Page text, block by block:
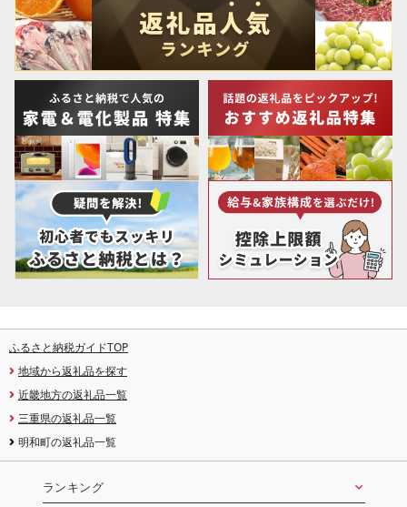
ふるさと納税ガイドTOP
地域から返礼品を探す
近畿地方の返礼品一覧
三重県の返礼品一覧
明和町の返礼品一覧
ランキング